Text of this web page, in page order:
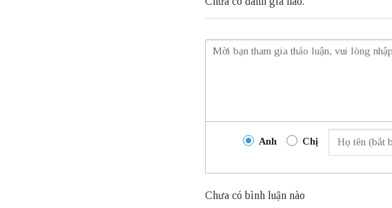
Anh Chị
Chưa có bình luận nào